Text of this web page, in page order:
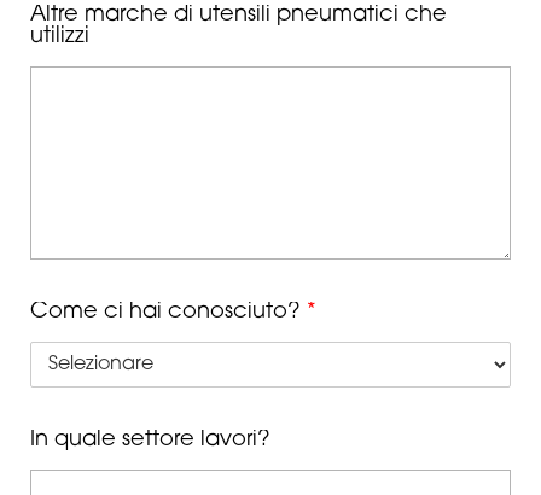
Altre marche di utensili pneumatici che
utilizzi
Come ci hai conosciuto? *
In quale settore lavori?